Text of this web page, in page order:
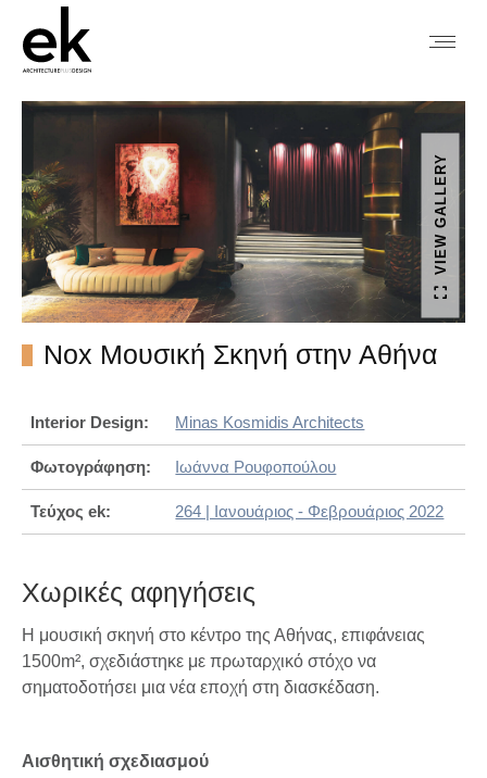
VIEW GALLERY
Nox Μουσική Σκηνή στην Αθήνα
Interior Design: Minas Kosmidis Architects
Φωτογράφηση: Ιωάννα Ρουφοπούλου
Τεύχος ek: 264 | Ιανουάριος - Φεβρουάριος 2022
Χωρικές αφηγήσεις
Η μουσική σκηνή στο κέντρο της Αθήνας, επιφάνειας
1500m², σχεδιάστηκε με πρωταρχικό στόχο να
σηματοδοτήσει μια νέα εποχή στη διασκέδαση.
Αισθητική σχεδιασμού